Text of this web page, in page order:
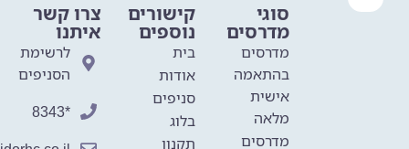
כדי
לתאר.
מלאך
הרגליים
.
דורבנות
, שניים.
קיבל
אותי
סוגי
מדרסים
מדרסים
בהתאמה
אישית
מלאה
מדרסים
קישורים
נוספים
בית
אודות
סניפים
בלוג
תקנון
צרו קשר
איתנו
לרשימת
הסניפים
*8343